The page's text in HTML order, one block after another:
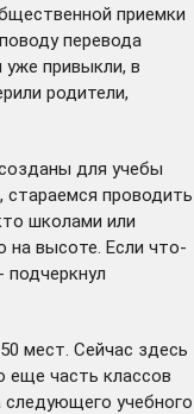
приемки
перевода
привыкли, в
родители,
для учебы
проводить
школами или
на высоте. Если что-
подчеркнул
мест. Сейчас здесь
еще часть классов
следующего учебного